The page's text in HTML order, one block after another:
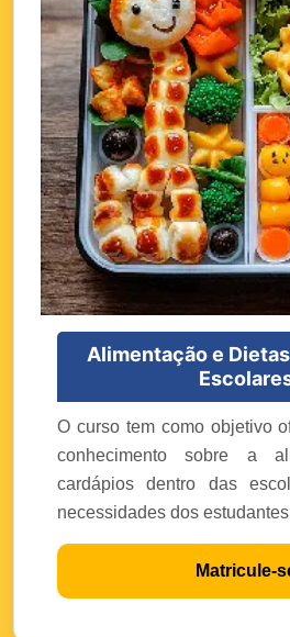
Alimentação e
O curso tem como objetivo
conhecimento sobre a
cardápios dentro das
necessidades dos
Matricule-